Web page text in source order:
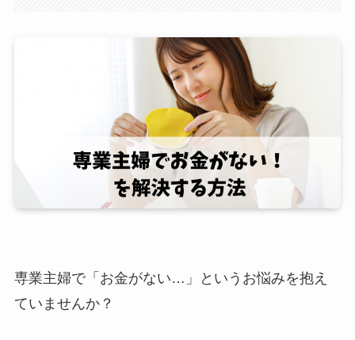
専業主婦で「お金がない…」というお悩みを抱え
ていませんか？